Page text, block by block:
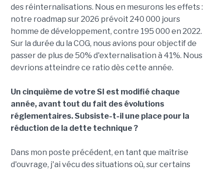
des réinternalisations. Nous en mesurons les effets :
notre roadmap sur 2026 prévoit 240 000 jours
homme de développement, contre 195 000 en 2022.
Sur la durée du la COG, nous avions pour objectif de
passer de plus de 50% d'externalisation à 41%. Nous
devrions atteindre ce ratio dès cette année.
Un cinquième de votre SI est modifié chaque
année, avant tout du fait des évolutions
réglementaires. Subsiste-t-il une place pour la
réduction de la dette technique ?
Dans mon poste précédent, en tant que maîtrise
d'ouvrage, j'ai vécu des situations où, sur certains